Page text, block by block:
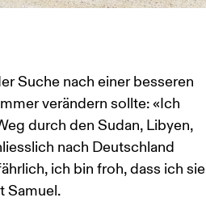
Suche nach einer besseren
verändern sollte: «Ich
durch den Sudan, Libyen,
nach Deutschland
ich bin froh, dass ich sie
Samuel.